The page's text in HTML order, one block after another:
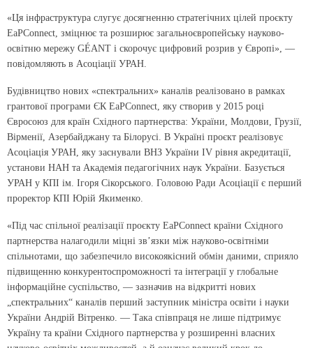
«Ця інфраструктура слугує досягненню стратегічних цілей проєкту
EaPConnect, зміцнює та розширює загальноєвропейську науково-
освітню мережу GÉANT і скорочує цифровий розрив у Європі», —
повідомляють в Асоціації УРАН.
Будівництво нових «спектральних» каналів реалізовано в рамках
грантової програми ЄК EaPConnect, яку створив у 2015 році
Євросоюз для країн Східного партнерства: України, Молдови, Грузії,
Вірменії, Азербайджану та Білорусі. В Україні проєкт реалізовує
Асоціація УРАН, яку заснували ВНЗ України IV рівня акредитації,
установи НАН та Академія педагогічних наук України. Базується
УРАН у КПІ ім. Ігоря Сікорського. Головою Ради Асоціації є перший
проректор КПІ Юрій Якименко.
«Під час спільної реалізації проєкту EaPConnect країни Східного
партнерства налагодили міцні зв’язки між науково-освітніми
спільнотами, що забезпечило високоякісний обмін даними, сприяло
підвищенню конкурентоспроможності та інтеграції у глобальне
інформаційне суспільство, — зазначив на відкритті нових
„спектральних“ каналів перший заступник міністра освіти і науки
України Андрій Вітренко. — Така співпраця не лише підтримує
Україну та країни Східного партнерства у розширенні власних